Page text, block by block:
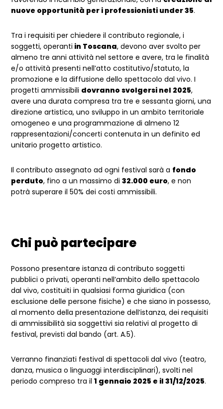
nuove opportunità per i professionisti under 35.
Tra i requisiti per chiedere il contributo regionale, i
soggetti, operanti in Toscana, devono aver svolto per
almeno tre anni attività nel settore e avere, tra le finalità
e/o attività presenti nell’atto costitutivo/statuto, la
promozione e la diffusione dello spettacolo dal vivo. I
progetti ammissibili dovranno svolgersi nel 2025,
avere una durata compresa tra tre e sessanta giorni, una
direzione artistica, uno sviluppo in un ambito territoriale
omogeneo e una programmazione di almeno 12
rappresentazioni/concerti contenuta in un definito ed
unitario progetto artistico.
Il contributo assegnato ad ogni festival sarà a fondo
perduto, fino a un massimo di32.000 euro, e non
potrà superare il 50% dei costi ammissibili.
Chi può partecipare
Possono presentare istanza di contributo soggetti
pubblici o privati, operanti nell’ambito dello spettacolo
dal vivo, costituiti in qualsiasi forma giuridica (con
esclusione delle persone fisiche) e che siano in possesso,
al momento della presentazione dell’istanza, dei requisiti
di ammissibilità sia soggettivi sia relativi al progetto di
festival, previsti dal bando (art. A.5).
Verranno finanziati festival di spettacoli dal vivo (teatro,
danza, musica o linguaggi interdisciplinari), svolti nel
periodo compreso tra il1 gennaio 2025 e il 31/12/2025.